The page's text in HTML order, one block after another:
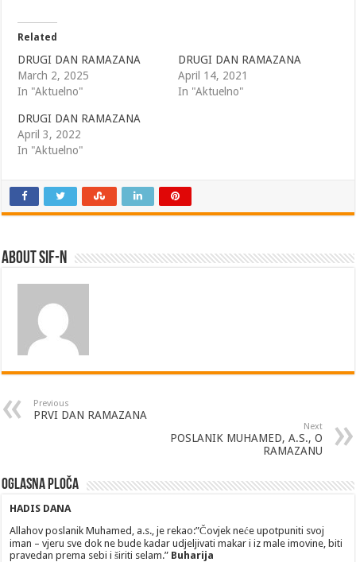
Related
DRUGI DAN RAMAZANA
March 2, 2025
In "Aktuelno"
DRUGI DAN RAMAZANA
April 14, 2021
In "Aktuelno"
DRUGI DAN RAMAZANA
April 3, 2022
In "Aktuelno"
About SIF-N
Previous
PRVI DAN RAMAZANA
Next
POSLANIK MUHAMED, A.S., O
RAMAZANU
Oglasna ploča
HADIS DANA
Allahov poslanik Muhamed, a.s., je rekao:”Čovjek neće upotpuniti svoj
iman – vjeru sve dok ne bude kadar udjeljivati makar i iz male imovine, biti
pravedan prema sebi i širiti selam.” Buharija